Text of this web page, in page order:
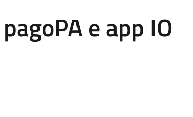
e app IO